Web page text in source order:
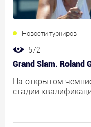
Новости турниров
572
Grand Slam. Roland
На открытом
стадии